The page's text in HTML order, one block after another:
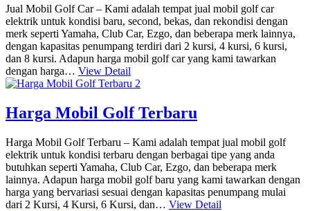
Jual Mobil Golf Car – Kami adalah tempat jual mobil golf car
elektrik untuk kondisi baru, second, bekas, dan rekondisi dengan
merk seperti Yamaha, Club Car, Ezgo, dan beberapa merk lainnya,
dengan kapasitas penumpang terdiri dari 2 kursi, 4 kursi, 6 kursi,
dan 8 kursi. Adapun harga mobil golf car yang kami tawarkan
dengan harga… View Detail
Harga Mobil Golf Terbaru
Harga Mobil Golf Terbaru – Kami adalah tempat jual mobil golf
elektrik untuk kondisi terbaru dengan berbagai tipe yang anda
butuhkan seperti Yamaha, Club Car, Ezgo, dan beberapa merk
lainnya. Adapun harga mobil golf baru yang kami tawarkan dengan
harga yang bervariasi sesuai dengan kapasitas penumpang mulai
dari 2 Kursi, 4 Kursi, 6 Kursi, dan… View Detail